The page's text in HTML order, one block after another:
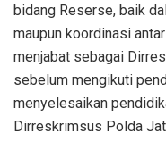
bidang Reserse, baik
maupun koordinasi
menjabat sebagai
sebelum mengikuti
menyelesaikan
Dirreskrimsus Polda